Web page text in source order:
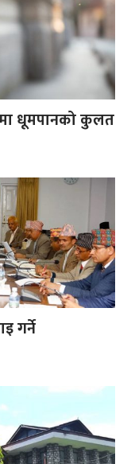
धूमपानको कुलत
गर्ने